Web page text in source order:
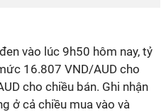
vào lúc 9h50 hôm nay, tỷ
16.807 VND/AUD cho
cho chiều bán. Ghi nhận
ở cả chiều mua vào và